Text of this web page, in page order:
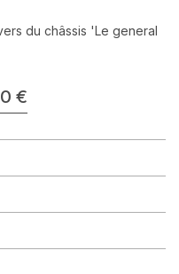
du châssis 'Le general
€